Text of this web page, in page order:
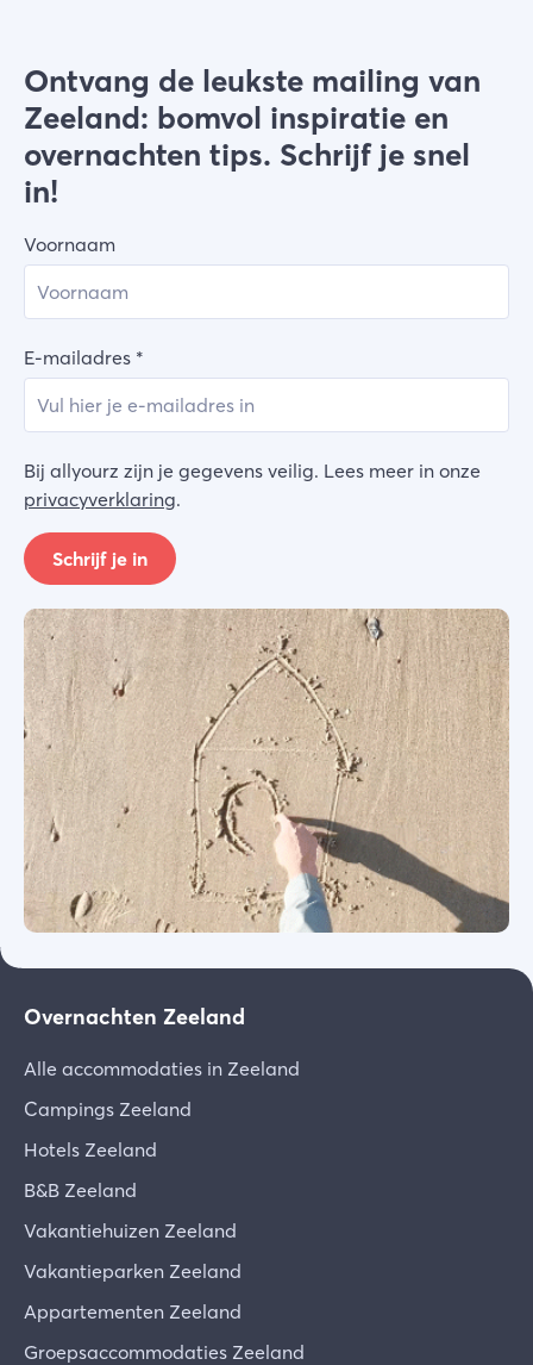
Ontvang de leukste mailing van
Zeeland: bomvol inspiratie en
overnachten tips. Schrijf je snel
in!
Voornaam
E-mailadres *
Bij allyourz zijn je gegevens veilig. Lees meer in onze
privacyverklaring.
Schrijf je in
Overnachten Zeeland
Alle accommodaties in Zeeland
Campings Zeeland
Hotels Zeeland
B&B Zeeland
Vakantiehuizen Zeeland
Vakantieparken Zeeland
Appartementen Zeeland
Groepsaccommodaties Zeeland